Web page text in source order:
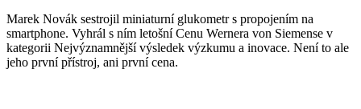
Marek Novák sestrojil miniaturní glukometr s propojením na
smartphone. Vyhrál s ním letošní Cenu Wernera von Siemense v
kategorii Nejvýznamnější výsledek výzkumu a inovace. Není to ale
jeho první přístroj, ani první cena.